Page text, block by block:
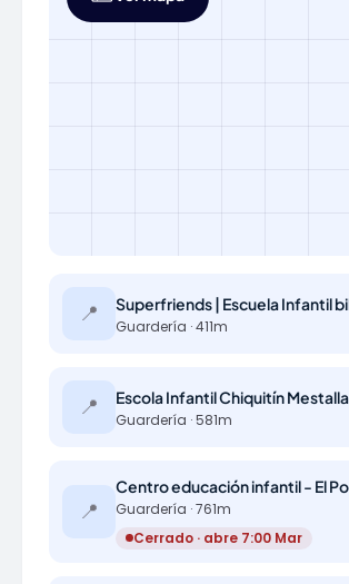
📍 Superfriends | Escuela Infantil
Guardería · 411m
📍 Escola Infantil Chiquitín Mestalla
Guardería · 581m
📍
Centro educación infantil - El
Guardería · 761m
Cerrado · abre 7:00 Mar